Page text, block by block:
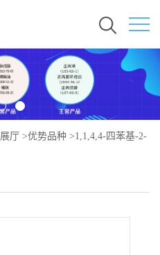
厅 >优势品种 >1,1,4,4-四苯基-2-